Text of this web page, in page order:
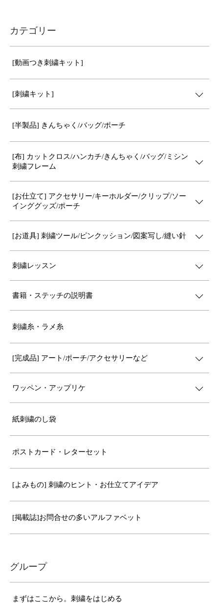
カテゴリー
[動画つき刺繍キット]
[刺繍キット]
[半製品] きんちゃく/バッグ/ポーチ
[布] カットクロス/ハンカチ/きんちゃく/バッグ/ミシン
刺繍フレーム
[お仕立て] アクセサリー/キーホルダー/クリップ/ソー
インググッズ/ポーチ
[お道具] 刺繍ツール/ピンクッション/図案写し/縫い針
刺繍レッスン
書籍・ステッチの説明書
刺繍糸・ラメ糸
[完成品] アート/ポーチ/アクセサリーなど
ワッペン・アップリケ
紙刺繍のし袋
ポストカード・レターセット
[よみもの] 刺繍のヒント・お仕立てアイデア
[掲載誌]お問合せの多いアルファベット
グループ
まずはここから。刺繍をはじめる